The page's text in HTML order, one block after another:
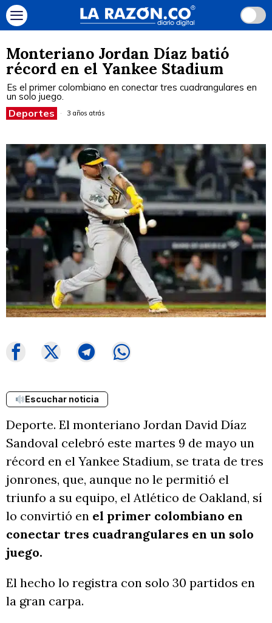
Monteriano Jordan Díaz batió
récord en el Yankee Stadium
Es el primer colombiano en conectar tres cuadrangulares en
un solo juego.
Deportes 3 años atrás
Escuchar noticia
Deporte. El monteriano Jordan David Díaz
Sandoval celebró este martes 9 de mayo un
récord en el Yankee Stadium, se trata de tres
jonrones, que, aunque no le permitió el
triunfo a su equipo, el Atlético de Oakland, sí
lo convirtió en el primer colombiano en
conectar tres cuadrangulares en un solo
juego.
El hecho lo registra con solo 30 partidos en
la gran carpa.